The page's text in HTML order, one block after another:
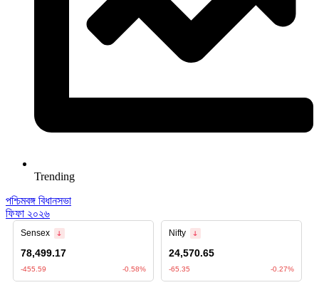
Trending
পশ্চিমবঙ্গ বিধানসভা
ফিফা ২০২৬